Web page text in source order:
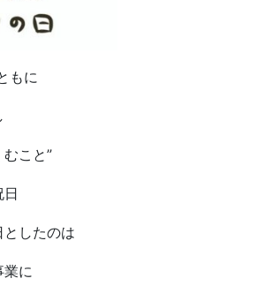
もに
こと”
日
としたのは
業に